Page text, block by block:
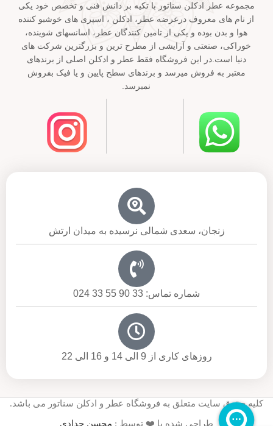
مجموعه عطر ادکلن سناتور با تکیه بر دانش فنی و تخصص خود یکی
از نام های معروف درعرضه عطر، ادکلن ، اسپری های خوشبو کننده
هوا و بدن بوده و یکی از تامین کنندگان عطر، اسانسهای شوینده،
خوراکی، صنعتی و آرایشی از مطرح ترین و بزرگترین شرکت های
دنیا است.در این فروشگاه فقط عطر و ادکلن اصلی از برندهای
معتبر به فروش میرسد و برندهای سطح پایین و یا فیک بفروش
نمیرسد.
زنجان، سعدی شمالی نرسیده به میدان ارتش
شماره تماس: 33 90 55 33 024
روزهای کاری از 9 الی 14 و 16 الی 22
کلیه حقوق سایت متعلق به فروشگاه عطر و ادکلن سناتور می باشد.
طراحی شده با ❤️ توسط : محسن حدادی